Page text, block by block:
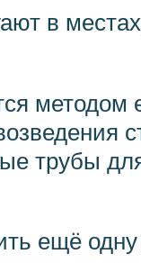
в
методом
трубы
ещё